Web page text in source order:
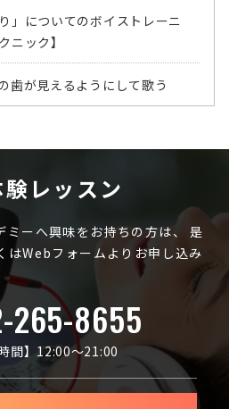
」についてのボイストレーニ
ニック】
歯が見えるようにして歌う
レッスン
ーへ興味をお持ちの方は、
是
はWebフォームよりお申し込み
265-8655
時間】12:00〜21:00